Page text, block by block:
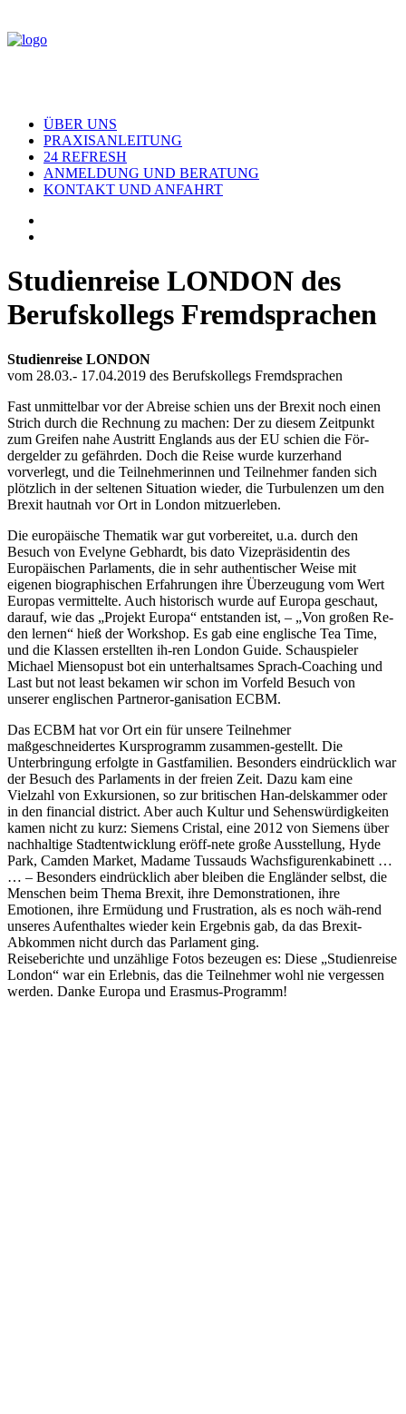
ÜBER UNS
PRAXISANLEITUNG
24 REFRESH
ANMELDUNG UND BERATUNG
KONTAKT UND ANFAHRT
Studienreise LONDON des
Berufskollegs Fremdsprachen
Studienreise LONDON
vom 28.03.- 17.04.2019 des Berufskollegs Fremdsprachen
Fast unmittelbar vor der Abreise schien uns der Brexit noch einen
Strich durch die Rechnung zu machen: Der zu diesem Zeitpunkt
zum Greifen nahe Austritt Englands aus der EU schien die För-
dergelder zu gefährden. Doch die Reise wurde kurzerhand
vorverlegt, und die Teilnehmerinnen und Teilnehmer fanden sich
plötzlich in der seltenen Situation wieder, die Turbulenzen um den
Brexit hautnah vor Ort in London mitzuerleben.
Die europäische Thematik war gut vorbereitet, u.a. durch den
Besuch von Evelyne Gebhardt, bis dato Vizepräsidentin des
Europäischen Parlaments, die in sehr authentischer Weise mit
eigenen biographischen Erfahrungen ihre Überzeugung vom Wert
Europas vermittelte. Auch historisch wurde auf Europa geschaut,
darauf, wie das „Projekt Europa“ entstanden ist, – „Von großen Re-
den lernen“ hieß der Workshop. Es gab eine englische Tea Time,
und die Klassen erstellten ih-ren London Guide. Schauspieler
Michael Miensopust bot ein unterhaltsames Sprach-Coaching und
Last but not least bekamen wir schon im Vorfeld Besuch von
unserer englischen Partneror-ganisation ECBM.
Das ECBM hat vor Ort ein für unsere Teilnehmer
maßgeschneidertes Kursprogramm zusammen-gestellt. Die
Unterbringung erfolgte in Gastfamilien. Besonders eindrücklich war
der Besuch des Parlaments in der freien Zeit. Dazu kam eine
Vielzahl von Exkursionen, so zur britischen Han-delskammer oder
in den financial district. Aber auch Kultur und Sehenswürdigkeiten
kamen nicht zu kurz: Siemens Cristal, eine 2012 von Siemens über
nachhaltige Stadtentwicklung eröff-nete große Ausstellung, Hyde
Park, Camden Market, Madame Tussauds Wachsfigurenkabinett …
… – Besonders eindrücklich aber bleiben die Engländer selbst, die
Menschen beim Thema Brexit, ihre Demonstrationen, ihre
Emotionen, ihre Ermüdung und Frustration, als es noch wäh-rend
unseres Aufenthaltes wieder kein Ergebnis gab, da das Brexit-
Abkommen nicht durch das Parlament ging.
Reiseberichte und unzählige Fotos bezeugen es: Diese „Studienreise
London“ war ein Erlebnis, das die Teilnehmer wohl nie vergessen
werden. Danke Europa und Erasmus-Programm!